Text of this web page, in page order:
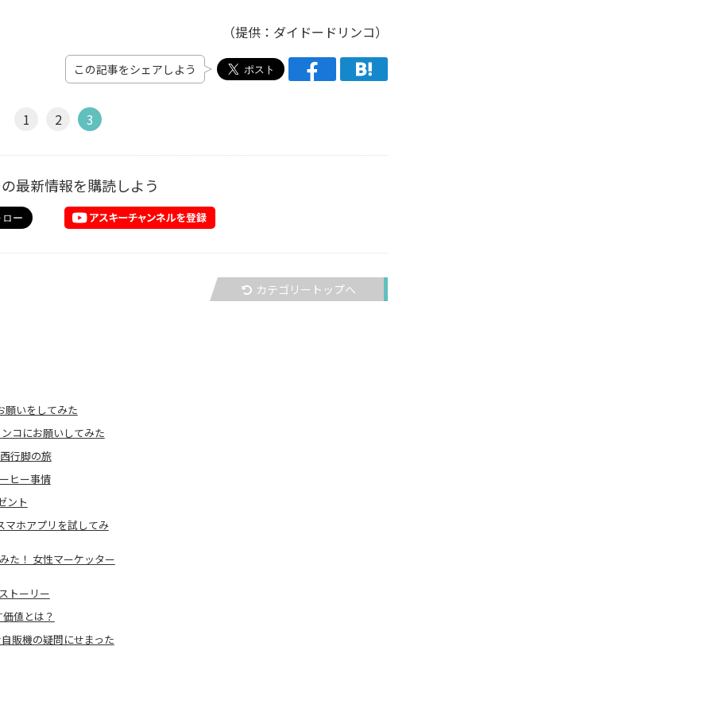
（提供：ダイドードリンコ）
この記事をシェアしよう
1 2 3
最新情報を購読しよう
カテゴリートップへ
願いをしてみた
コにお願いしてみた
行脚の旅
ヒー事情
ント
マホアプリを試してみ
た！ 女性マーケッター
トーリー
値とは？
販機の疑問にせまった